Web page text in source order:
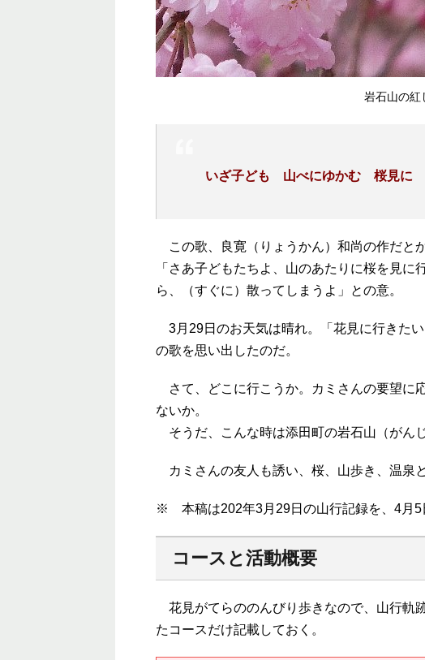
岩石山の紅
いざ子ども 山べにゆかむ 桜見に
この歌、良寛（りょうかん）和尚の作だとか
「さあ子どもたちよ、山のあたりに桜を見
ら、（すぐに）散ってしまうよ」との意。
3月29日のお天気は晴れ。「花見に行きたい
の歌を思い出したのだ。
さて、どこに行こうか。カミさんの要望に
ないか。
そうだ、こんな時は添田町の岩石山（がん
カミさんの友人も誘い、桜、山歩き、温泉
※ 本稿は202年3月29日の山行記録を、4月5
コースと活動概要
花見がてらののんびり歩きなので、山行軌
たコースだけ記載しておく。